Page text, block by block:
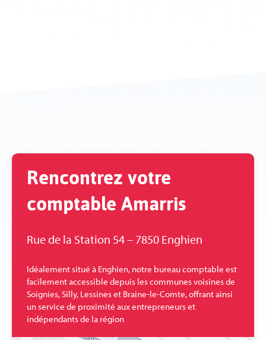
Rencontrez votre
comptable Amarris
Rue de la Station 54 – 7850 Enghien
Idéalement situé à Enghien, notre bureau comptable est
facilement accessible depuis les communes voisines de
Soignies, Silly, Lessines et Braine-le-Comte, offrant ainsi
un service de proximité aux entrepreneurs et
indépendants de la région